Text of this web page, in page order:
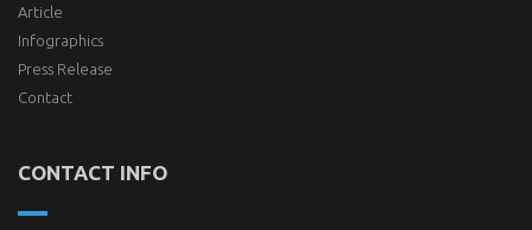
Article
Infographics
Press Release
Contact
CONTACT INFO